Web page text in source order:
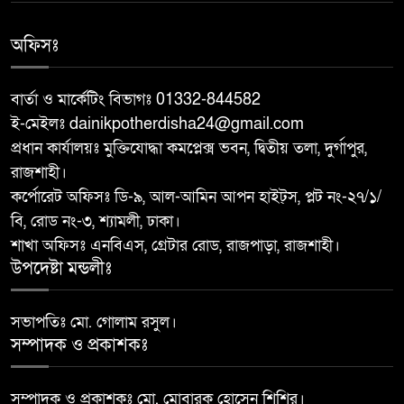
মাদক কারবারি আটক
৮
আত্রাইয়ে ২০ লাখ টাকা মূল্যের ট্রাক্টর
চুরি
৯
বাঘা পৌরসভার উন্নয়নে পাঁচটি
প্রকল্পের উদ্বোধন করলেন সংসদ
সদস্য আবু সাঈদ চাঁদ
১০
অফিসঃ
বার্তা ও মার্কেটিং বিভাগঃ 01332-844582
ই-মেইলঃ dainikpotherdisha24@gmail.com
প্রধান কার্যালয়ঃ মুক্তিযোদ্ধা কমপ্লেক্স ভবন, দ্বিতীয় তলা, দুর্গাপুর,
রাজশাহী।
কর্পোরেট অফিসঃ ডি-৯, আল-আমিন আপন হাইট্স, প্লট নং-২৭/১/
বি, রোড নং-৩, শ্যামলী, ঢাকা।
শাখা অফিসঃ এনবিএস, গ্রেটার রোড, রাজপাড়া, রাজশাহী।
উপদেষ্টা মন্ডলীঃ
সভাপতিঃ মো. গোলাম রসুল।
সম্পাদক ও প্রকাশকঃ
সম্পাদক ও প্রকাশকঃ মো. মোবারক হোসেন শিশির।